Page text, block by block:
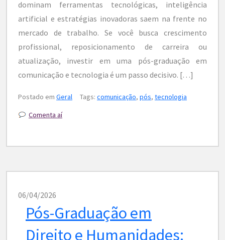
dominam ferramentas tecnológicas, inteligência
artificial e estratégias inovadoras saem na frente no
mercado de trabalho. Se você busca crescimento
profissional, reposicionamento de carreira ou
atualização, investir em uma pós-graduação em
comunicação e tecnologia é um passo decisivo. […]
Postado em Geral Tags: comunicação, pós, tecnologia
Comenta aí
06/04/2026
Pós-Graduação em
Direito e Humanidades: